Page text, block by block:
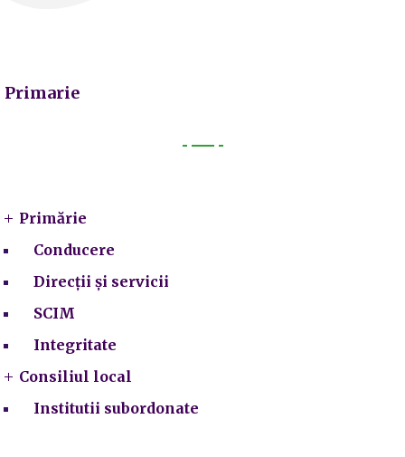
Primarie
Primărie
Conducere
Direcții și servicii
SCIM
Integritate
Consiliul local
Institutii subordonate